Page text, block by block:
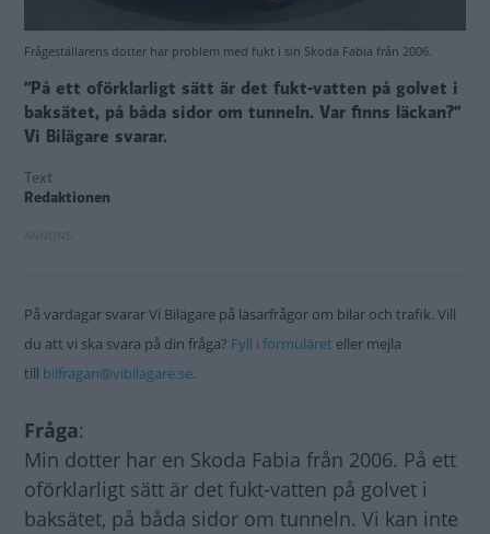
Frågeställarens dotter har problem med fukt i sin Skoda Fabia från 2006.
”På ett oförklarligt sätt är det fukt-vatten på golvet i
baksätet, på båda sidor om tunneln. Var finns läckan?”
Vi Bilägare svarar.
Text
Redaktionen
På vardagar svarar Vi Bilägare på läsarfrågor om bilar och trafik. Vill
du att vi ska svara på din fråga? Fyll i formuläret eller mejla
till bilfragan@vibilagare.se.
Fråga:
Min dotter har en Skoda Fabia från 2006. På ett
oförklarligt sätt är det fukt-vatten på golvet i
baksätet, på båda sidor om tunneln. Vi kan inte